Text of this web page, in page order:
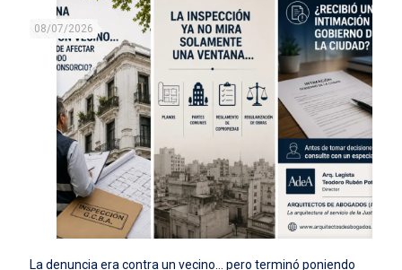
08/07/2026
La denuncia era contra un vecino… pero terminó poniendo